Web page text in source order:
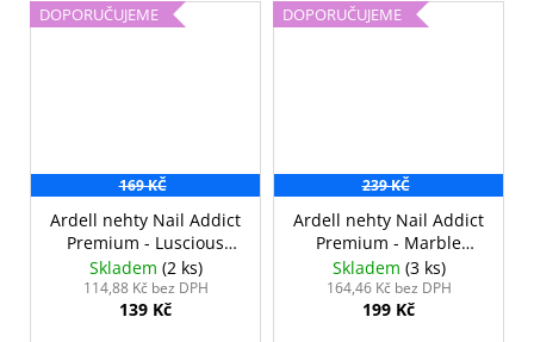
DOPORUČUJEME
169 KČ
Ardell nehty Nail Addict
Premium - Luscious
Pink
Skladem (2 ks)
114,88 Kč bez DPH
139 Kč
DOPORUČUJEME
239 KČ
Ardell nehty Nail Addict
Premium - Marble
Purple
Skladem (3 ks)
164,46 Kč bez DPH
199 Kč